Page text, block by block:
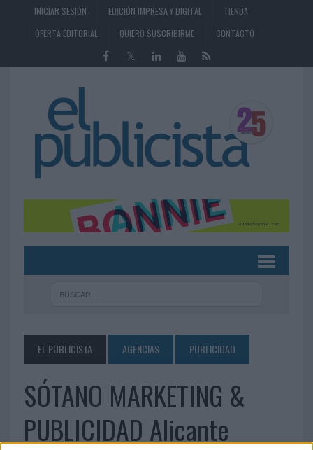
INICIAR SESIÓN EDICIÓN IMPRESA Y DIGITAL
TIENDA
OFERTA EDITORIAL
QUIERO SUSCRIBIRME CONTACTO
EL PUBLICISTA AGENCIAS PUBLICIDAD
SÓTANO MARKETING &
PUBLICIDAD Alicante